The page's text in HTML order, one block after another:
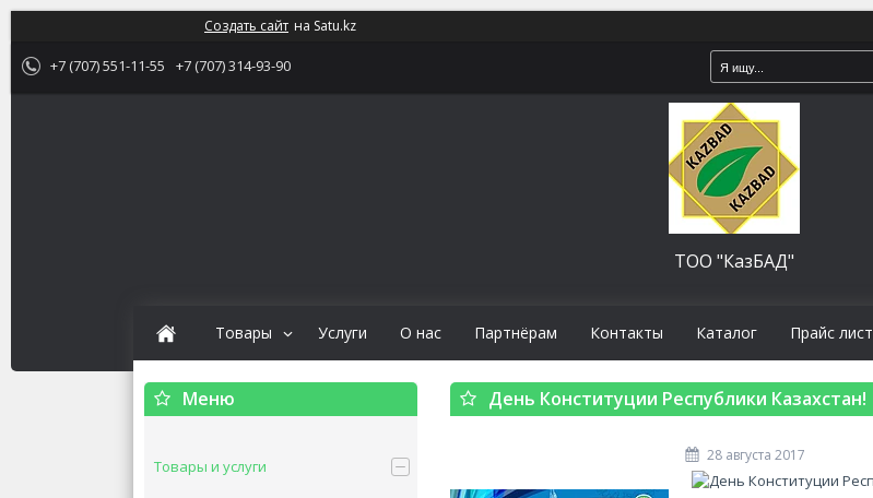
Создать сайт на Satu.kz
+7 (707) 551-11-55 +7 (707) 314-93-90
ТОО "КазБАД"
Товары Услуги О нас Партнёрам Контакты Каталог Прайс лист
Товары и услуги
День Конституции Республики Казахстан!
28 августа 2017